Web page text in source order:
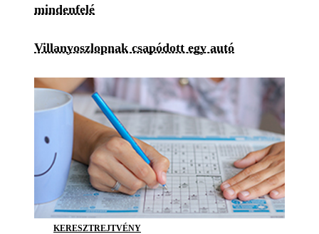
mindenfelé
Villanyoszlopnak csapódott egy autó
KERESZTREJTVÉNY